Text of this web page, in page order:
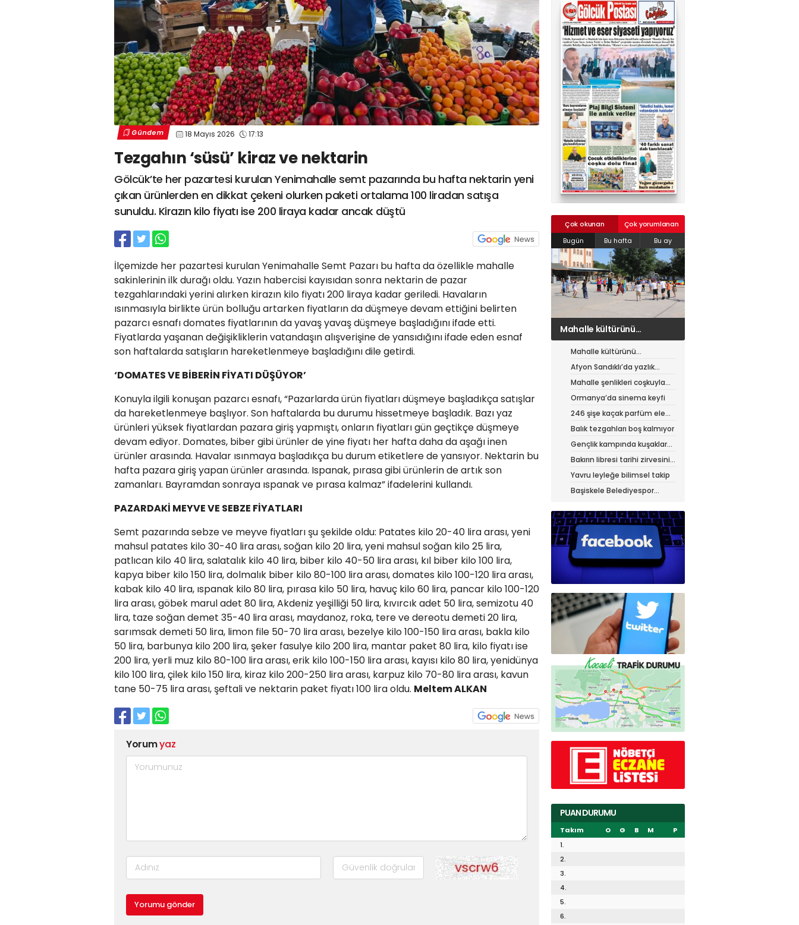
Gündem 18 Mayıs 2026 17:13
Tezgahın ‘süsü’ kiraz ve nektarin
Gölcük’te her pazartesi kurulan Yenimahalle semt pazarında bu hafta nektarin yeni
çıkan ürünlerden en dikkat çekeni olurken paketi ortalama 100 liradan satışa
sunuldu. Kirazın kilo fiyatı ise 200 liraya kadar ancak düştü
İlçemizde her pazartesi kurulan Yenimahalle Semt Pazarı bu hafta da özellikle mahalle
sakinlerinin ilk durağı oldu. Yazın habercisi kayısıdan sonra nektarin de pazar
tezgahlarındaki yerini alırken kirazın kilo fiyatı 200 liraya kadar geriledi. Havaların
ısınmasıyla birlikte ürün bolluğu artarken fiyatların da düşmeye devam ettiğini belirten
pazarcı esnafı domates fiyatlarının da yavaş yavaş düşmeye başladığını ifade etti.
Fiyatlarda yaşanan değişikliklerin vatandaşın alışverişine de yansıdığını ifade eden esnaf
son haftalarda satışların hareketlenmeye başladığını dile getirdi.
‘DOMATES VE BİBERİN FİYATI DÜŞÜYOR’
Konuyla ilgili konuşan pazarcı esnafı, “Pazarlarda ürün fiyatları düşmeye başladıkça satışlar
da hareketlenmeye başlıyor. Son haftalarda bu durumu hissetmeye başladık. Bazı yaz
ürünleri yüksek fiyatlardan pazara giriş yapmıştı, onların fiyatları gün geçtikçe düşmeye
devam ediyor. Domates, biber gibi ürünler de yine fiyatı her hafta daha da aşağı inen
ürünler arasında. Havalar ısınmaya başladıkça bu durum etiketlere de yansıyor. Nektarin bu
hafta pazara giriş yapan ürünler arasında. Ispanak, pırasa gibi ürünlerin de artık son
zamanları. Bayramdan sonraya ıspanak ve pırasa kalmaz” ifadelerini kullandı.
PAZARDAKİ MEYVE VE SEBZE FİYATLARI
Semt pazarında sebze ve meyve fiyatları şu şekilde oldu: Patates kilo 20-40 lira arası, yeni
mahsul patates kilo 30-40 lira arası, soğan kilo 20 lira, yeni mahsul soğan kilo 25 lira,
patlıcan kilo 40 lira, salatalık kilo 40 lira, biber kilo 40-50 lira arası, kıl biber kilo 100 lira,
kapya biber kilo 150 lira, dolmalık biber kilo 80-100 lira arası, domates kilo 100-120 lira arası,
kabak kilo 40 lira, ıspanak kilo 80 lira, pırasa kilo 50 lira, havuç kilo 60 lira, pancar kilo 100-120
lira arası, göbek marul adet 80 lira, Akdeniz yeşilliği 50 lira, kıvırcık adet 50 lira, semizotu 40
lira, taze soğan demet 35-40 lira arası, maydanoz, roka, tere ve dereotu demeti 20 lira,
sarımsak demeti 50 lira, limon file 50-70 lira arası, bezelye kilo 100-150 lira arası, bakla kilo
50 lira, barbunya kilo 200 lira, şeker fasulye kilo 200 lira, mantar paket 80 lira, kilo fiyatı ise
200 lira, yerli muz kilo 80-100 lira arası, erik kilo 100-150 lira arası, kayısı kilo 80 lira, yenidünya
kilo 100 lira, çilek kilo 150 lira, kiraz kilo 200-250 lira arası, karpuz kilo 70-80 lira arası, kavun
tane 50-75 lira arası, şeftali ve nektarin paket fiyatı 100 lira oldu. Meltem ALKAN
Yorumyaz
Yorumu gönder
Çok okunan
Çok yorumlanan
Bugün
Bu hafta Bu ay
Afyon Sandıklı’da yazlık
patates hasadı
Mahalle kültürünü
canlandıran şenlik
Afyon Sandıklı’da yazlık
patates hasadı
Mahalle şenlikleri coşkuyla
sürüyor
Ormanya’da sinema keyfi
246 şişe kaçak parfüm ele
geçirildi
Balık tezgahları boş kalmıyor
Gençlik kampında kuşaklar
buluştu
Bakırın libresi tarihi zirvesini
test ediyor
Yavru leyleğe bilimsel takip
Başiskele Belediyespor
PUAN DURUMU
Takım O G B M
P
1.
2.
3.
4.
5.
6.
02624132333
haber@golcukpostasi.com